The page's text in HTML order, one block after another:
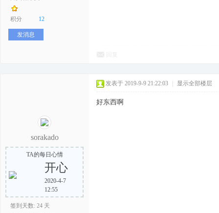
积分 12
发消息
sorakado
TA的每日心情
开心
2020-4-7
12:55
签到天数: 24 天
发表于 2019-9-9 21:22:03 显示全部楼层
好东西啊